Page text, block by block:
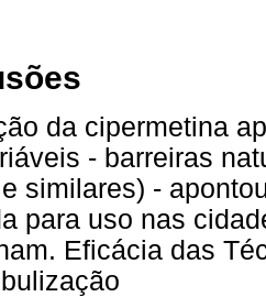
da cipermetina
- barreiras
similares) -
para uso nas
Eficácia das